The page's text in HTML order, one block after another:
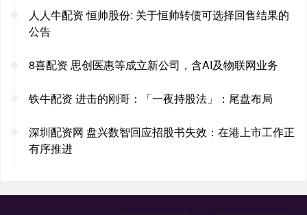
人人牛配资 恒帅股份: 关于恒帅转债可选择回售结果的
公告
8喜配资 思创医惠等成立新公司，含AI及物联网业务
铁牛配资 进击的刚哥：「一夜持股法」：尾盘布局
深圳配资网 盘兴数智回应招股书失效：在港上市工作正
有序推进